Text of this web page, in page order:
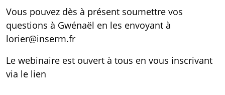
Vous pouvez dès à présent soumettre vos
questions à Gwénaël en les envoyant à
lorier@inserm.fr
Le webinaire est ouvert à tous en vous inscrivant
via le lien